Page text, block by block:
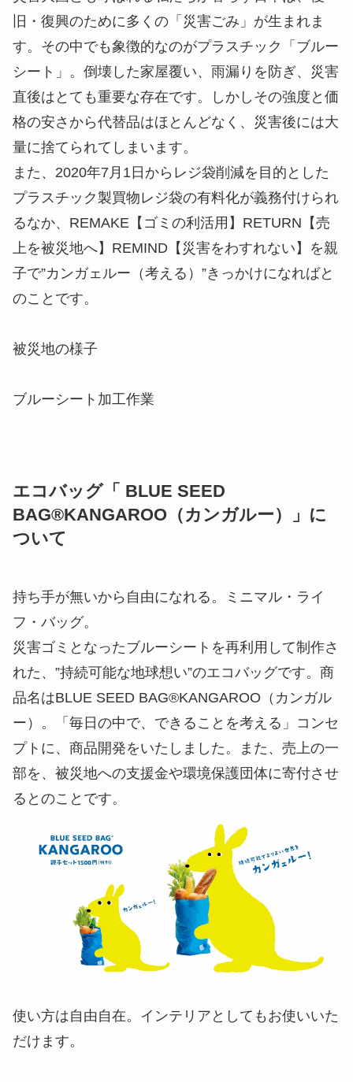
旧・復興のために多くの「災害ごみ」が生まれま
す。その中でも象徴的なのがプラスチック「ブルー
シート」。倒壊した家屋覆い、雨漏りを防ぎ、災害
直後はとても重要な存在です。しかしその強度と価
格の安さから代替品はほとんどなく、災害後には大
量に捨てられてしまいます。
また、2020年7月1日からレジ袋削減を目的とした
プラスチック製買物レジ袋の有料化が義務付けられ
るなか、REMAKE【ゴミの利活用】RETURN【売
上を被災地へ】REMIND【災害をわすれない】を親
子で”カンガェルー（考える）”きっかけになればと
のことです。
被災地の様子
ブルーシート加工作業
エコバッグ「 BLUE SEED
BAG®KANGAROO（カンガルー）」に
ついて
持ち手が無いから自由になれる。ミニマル・ライ
フ・バッグ。
災害ゴミとなったブルーシートを再利用して制作さ
れた、”持続可能な地球想い”のエコバッグです。商
品名はBLUE SEED BAG®KANGAROO（カンガル
ー）。「毎日の中で、できることを考える」コンセ
プトに、商品開発をいたしました。また、売上の一
部を、被災地への支援金や環境保護団体に寄付させ
るとのことです。
使い方は自由自在。インテリアとしてもお使いいた
だけます。